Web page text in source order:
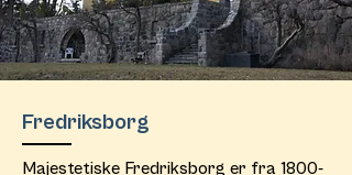
Fredriksborg
Majestetiske Fredriksborg er fra 1800-